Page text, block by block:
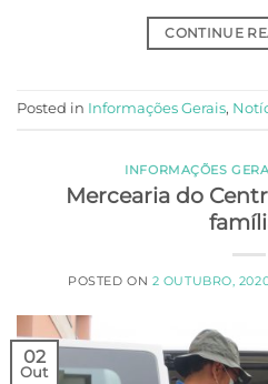
CONTINUE
Posted in Informações Gerais,
INFORMAÇÕES
Mercearia do
POSTED ON 2 OUTUBRO,
02
Out